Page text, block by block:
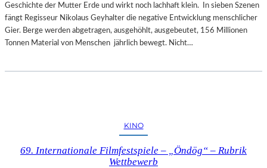
Geschichte der Mutter Erde und wirkt noch lachhaft klein. In sieben Szenen
fängt Regisseur Nikolaus Geyhalter die negative Entwicklung menschlicher
Gier. Berge werden abgetragen, ausgehöhlt, ausgebeutet, 156 Millionen
Tonnen Material von Menschen jährlich bewegt. Nicht…
KINO
69. Internationale Filmfestspiele – „Öndög“ – Rubrik
Wettbewerb